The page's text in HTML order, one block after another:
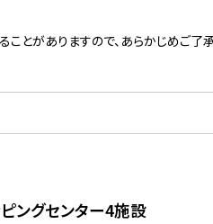
とがありますので、あらかじめご了承
ングセンター4施設